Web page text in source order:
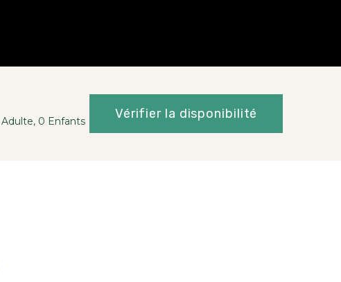
Vérifier la disponibilité